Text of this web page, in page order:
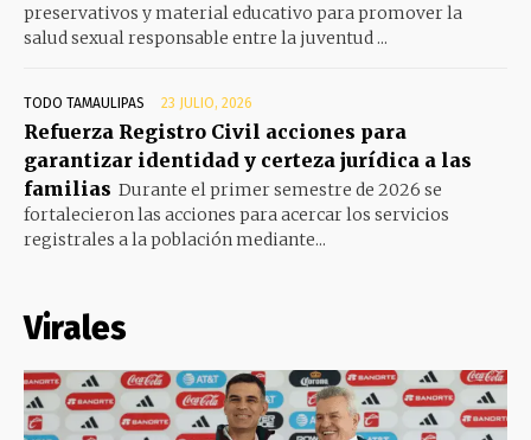
preservativos y material educativo para promover la
salud sexual responsable entre la juventud ...
TODO TAMAULIPAS 23 JULIO, 2026
Refuerza Registro Civil acciones para
garantizar identidad y certeza jurídica a las
familias Durante el primer semestre de 2026 se
fortalecieron las acciones para acercar los servicios
registrales a la población mediante...
Virales